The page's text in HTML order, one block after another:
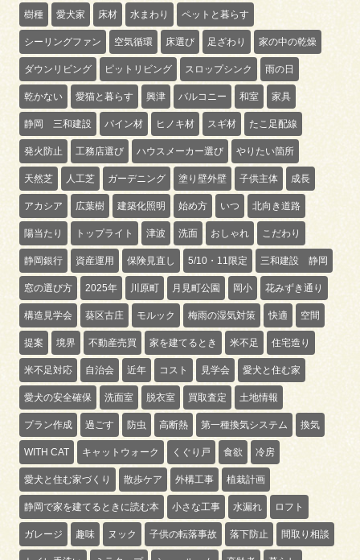
樹種 愛犬家 床材 水まわり ペットと暮らす
シーリングファン 空気循環 床選び 足ざわり 家の中の乾燥
ダウンリビング ピットリビング スロップシンク 雨の日
乾かない 愛猫と暮らす 興津 バルコニー 和室 家具
静岡 三和建設 パイン材 ヒノキ材 スギ材 たこ足配線
発火防止 工務店選び ハウスメーカー選び やりたい箇所
天然芝 人工芝 ガーデニング 塗り壁外壁 子供主体 成長
アカシア 広葉樹 建築化照明 始め方 いつ 北向き道路
陽当たり トップライト 津波 洗面 おしゃれ こだわり
静岡銀行 資産運用 保険見直し 5/10・11限定 三和建設 静岡
窓の選び方 2025年 川原町 月見町公園 岡小 花みずき通り
構造見学会 葵区古庄 モルック 梅雨の湿気対策 快適 空間
提案 境界 不動産売買 家を建てるとき 米不足 住宅造り
米不足対応 自治会 近年 コスト 見学会 愛犬と住む家
愛犬の安全確保 洗面室 脱衣室 買取査定 土地情報
プラン作成 過ごす 防虫 高断熱 第一種換気システム 換気
WITH CAT キャットウォーク くぐり戸 食欲 冷房
愛犬と住む家づくり 散歩ケア 外構工事 植栽計画
静岡で家を建てるときに読む本 小さな工事 水漏れ ロフト
ガレージ 趣味 ヌック 子供の転落事故 落下防止 間取り相談